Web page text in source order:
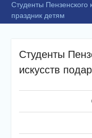
Студенты Пензенского
праздник детям
Студенты
искусств